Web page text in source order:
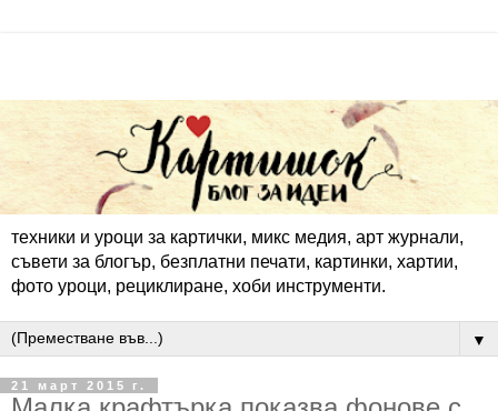
техники и уроци за картички, микс медия, арт журнали,
съвети за блогър, безплатни печати, картинки, хартии,
фото уроци, рециклиране, хоби инструменти.
▼
21 март 2015 г.